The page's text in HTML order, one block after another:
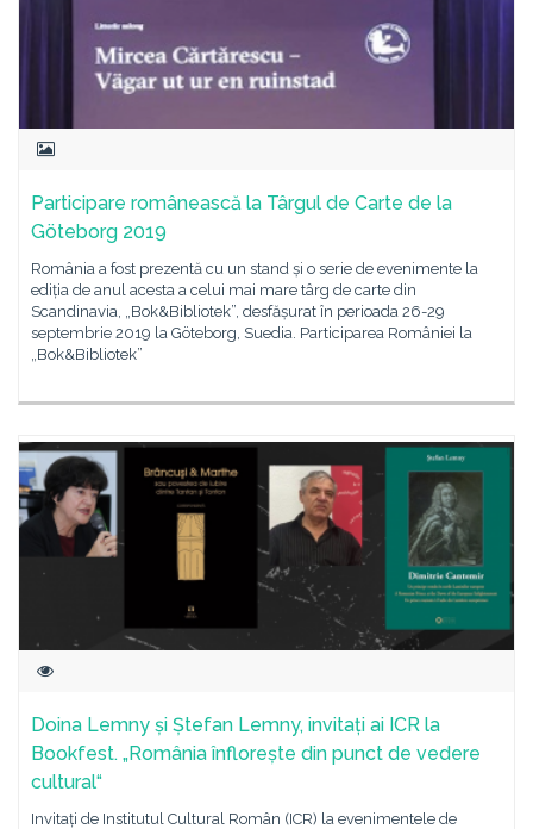
Participare românească la Târgul de Carte de la
Göteborg 2019
România a fost prezentă cu un stand și o serie de evenimente la
ediția de anul acesta a celui mai mare târg de carte din
Scandinavia, „Bok&Bibliotek”, desfășurat în perioada 26-29
septembrie 2019 la Göteborg, Suedia. Participarea României la
„Bok&Bibliotek”
Doina Lemny și Ștefan Lemny, invitați ai ICR la
Bookfest. „România înflorește din punct de vedere
cultural“
Invitați de Institutul Cultural Român (ICR) la evenimentele de